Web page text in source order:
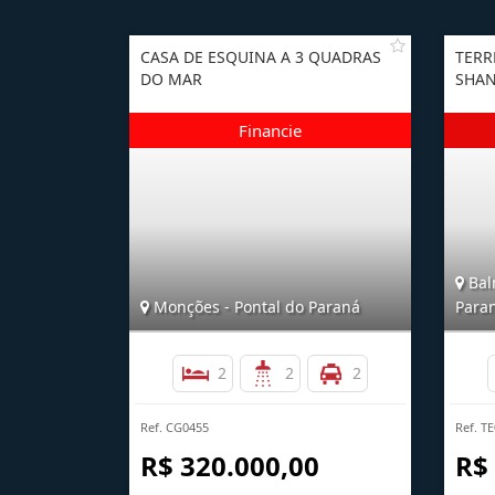
CASA DE ESQUINA A 3 QUADRAS
DO MAR
Monções - Pontal do Paraná
2 2 2
Ref. CG0455
R$ 320.000,00
Ref.